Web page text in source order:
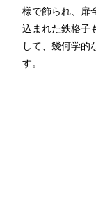
様で飾られ、扉
込まれた鉄格子
して、幾何学的
す。